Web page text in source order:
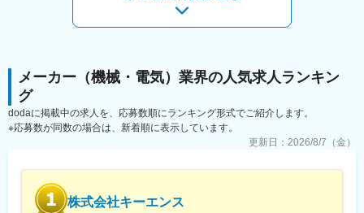
電導材、熱伝導材などで新たな市場開拓を目指しており、また炭
素繊維を使用した複合材料CFRP（炭素繊維強化プラスチック）
を図っています。
力を持って日系の濾過機メーカー及び外資系メーカーへの積極的
な拡販活動を行っていきます。また、世界のトップシェアの水処
理関連資材の分離膜支持体においては、中長期的な市場成長を見
変更の範囲：会社の定める業務
メーカー（機械・電気）業界の人気求人ランキン
グ
dodaに掲載中の求人を、応募数順にランキング形式でご紹介します。
※応募数が同数の場合は、新着順に表示しています。
更新日： 2026/8/7（金）
株式会社キーエンス